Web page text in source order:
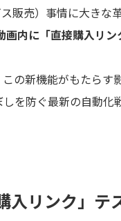
売）事情に大きな
画内に「直接購入リ
の新機能がもたらす
を防ぐ最新の自動化
入リンク」テ